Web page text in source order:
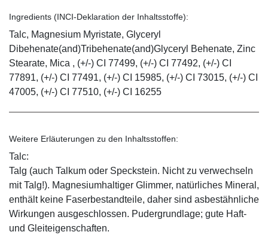
Ingredients (INCI-Deklaration der Inhaltsstoffe):
Talc, Magnesium Myristate, Glyceryl
Dibehenate(and)Tribehenate(and)Glyceryl Behenate, Zinc
Stearate, Mica , (+/-) CI 77499, (+/-) CI 77492, (+/-) CI
77891, (+/-) CI 77491, (+/-) CI 15985, (+/-) CI 73015, (+/-) CI
47005, (+/-) CI 77510, (+/-) CI 16255
Weitere Erläuterungen zu den Inhaltsstoffen:
Talc:
Talg (auch Talkum oder Speckstein. Nicht zu verwechseln
mit Talg!). Magnesiumhaltiger Glimmer, natürliches Mineral,
enthält keine Faserbestandteile, daher sind asbestähnliche
Wirkungen ausgeschlossen. Pudergrundlage; gute Haft-
und Gleiteigenschaften.